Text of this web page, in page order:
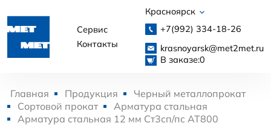
Сервис
Контакты
Красноярск
+7(992) 334-18-26
krasnoyarsk@met2met.ru
В заказе:0
Главная Продукция
Черный металлопрокат
Сортовой прокат
Арматура стальная
Арматура стальная 12 мм Ст3сп/пс АТ800